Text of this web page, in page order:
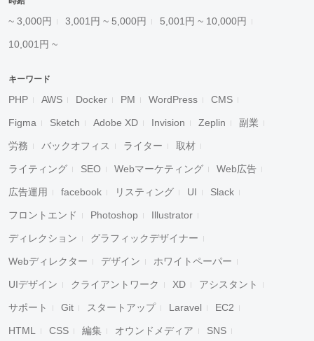
~ 3,000円 3,001円 ~ 5,000円 5,001円 ~ 10,000円
10,001円 ~
キーワード
PHP AWS Docker PM WordPress CMS
Figma Sketch Adobe XD Invision Zeplin 副業
労務 バックオフィス ライター 取材
ライティング SEO Webマーケティング Web広告
広告運用 facebook リスティング UI Slack
フロントエンド Photoshop Illustrator
ディレクション グラフィックデザイナー
Webディレクター デザイン ホワイトペーパー
UIデザイン クライアントワーク XD アシスタント
サポート Git スタートアップ Laravel EC2
HTML CSS 編集 オウンドメディア SNS